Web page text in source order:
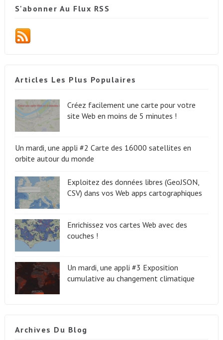
S'abonner Au Flux RSS
Articles Les Plus Populaires
Créez facilement une carte pour votre
site Web en moins de 5 minutes !
Un mardi, une appli #2 Carte des 16000 satellites en
orbite autour du monde
Exploitez des données libres (GeoJSON,
CSV) dans vos Web apps cartographiques
Enrichissez vos cartes Web avec des
couches !
Un mardi, une appli #3 Exposition
cumulative au changement climatique
Archives Du Blog